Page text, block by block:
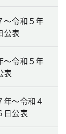
～令和５年
公表
～令和５年
表
年～令和４
日公表